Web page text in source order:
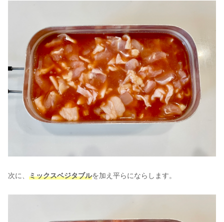
次に、 ミックスベジタブルを加え平らにならします。